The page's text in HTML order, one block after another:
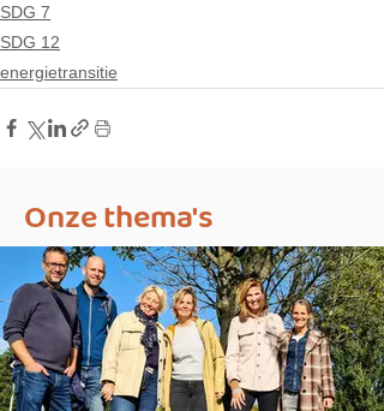
SDG 7
SDG 12
energietransitie
Onze thema's